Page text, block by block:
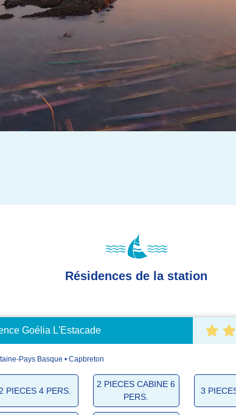
Résidences de la station
Goélia L'Estacade
4.9/5
Pays Basque • Capbreton
PIECES 4 PERS.
2 PIECES CABINE 6
PERS.
3